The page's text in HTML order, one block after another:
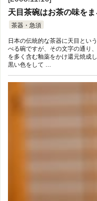
天目茶碗はお茶の味を
茶器・急須
日本の伝統的な茶器に天目とい
べる碗ですが、その文字の通り
を多く含む釉薬をかけ還元焼成
黒い色をして …